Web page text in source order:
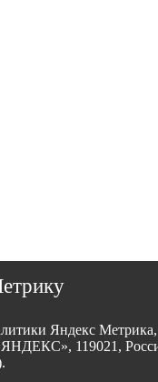
Яндекс Метрика,
119021,